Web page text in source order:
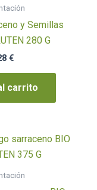
y Semillas
280 G
€
carrito